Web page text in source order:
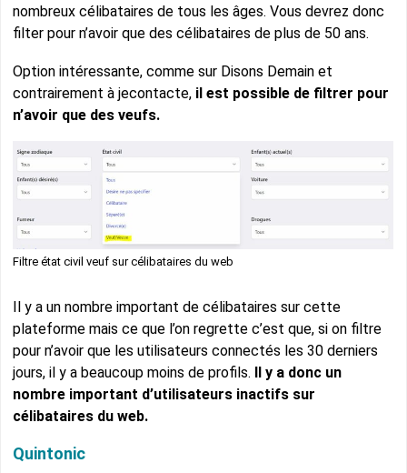
nombreux célibataires de tous les âges. Vous devrez donc
filter pour n’avoir que des célibataires de plus de 50 ans.
Option intéressante, comme sur Disons Demain et
contrairement à jecontacte, il est possible de filtrer pour
n’avoir que des veufs.
Filtre état civil veuf sur célibataires du web
Il y a un nombre important de célibataires sur cette
plateforme mais ce que l’on regrette c’est que, si on filtre
pour n’avoir que les utilisateurs connectés les 30 derniers
jours, il y a beaucoup moins de profils.
Il y a donc un
nombre important d’utilisateurs inactifs sur
célibataires du web.
Quintonic